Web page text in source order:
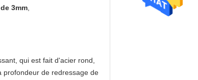
3mm
qui est fait d'acier rond,
profondeur de redressage de